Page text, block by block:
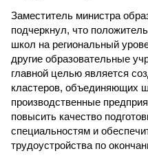
Заместитель министра
подчеркнул, что
школ на региональный
другие образовательные
главной целью является
кластеров, объединяющих
производственные
повысить качество
специальностям и
трудоустройства по